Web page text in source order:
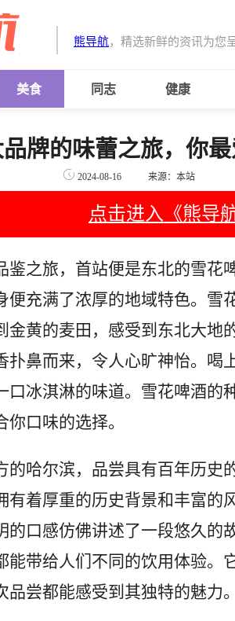
熊导航，精选新鲜的资讯为您
美食 同志 健康
牌的味蕾之旅，你最
2024-08-16 来源：本站
点击进入《熊导航
鉴之旅，首站便是东北的雪花
便充满了浓厚的地域特色。雪
金黄的麦田，感受到东北大地
扑鼻而来，令人心旷神怡。喝
口冰淇淋的味道。雪花啤酒的
口味的选择。
的哈尔滨，品尝具有百年历史
有着厚重的历史背景和丰富的
的口感仿佛讲述了一段悠久的
能带给人们不同的饮用体验。
尝都能感受到其独特的魅力。